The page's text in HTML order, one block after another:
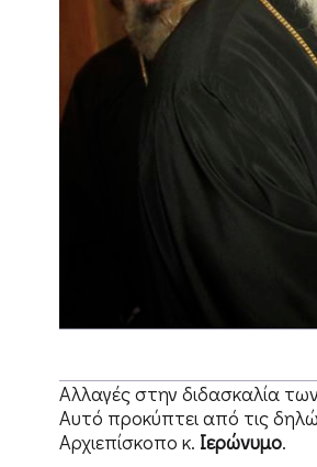
Αλλαγές στην διδασκαλία
Αυτό προκύπτει από τις
Αρχιεπίσκοπο κ. Ιερώνυμο.